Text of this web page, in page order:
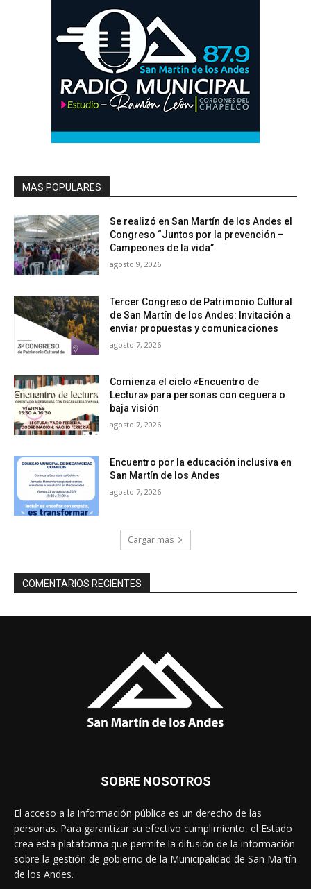
MAS POPULARES
Se realizó en San Martín de los Andes el
Congreso “Juntos por la prevención –
Campeones de la vida”
agosto 9, 2026
Tercer Congreso de Patrimonio Cultural
de San Martín de los Andes: Invitación a
enviar propuestas y comunicaciones
agosto 7, 2026
Comienza el ciclo «Encuentro de
Lectura» para personas con ceguera o
baja visión
agosto 7, 2026
Encuentro por la educación inclusiva en
San Martín de los Andes
agosto 7, 2026
Cargar más
COMENTARIOS RECIENTES
SOBRE NOSOTROS
El acceso a la información pública es un derecho de las
personas. Para garantizar su efectivo cumplimiento, el Estado
crea esta plataforma que permite la difusión de la información
sobre la gestión de gobierno de la Municipalidad de San Martín
de los Andes.